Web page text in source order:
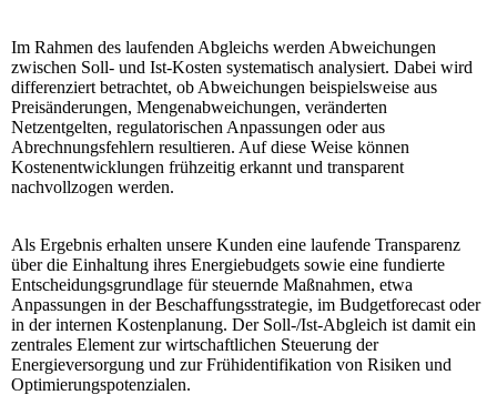
Im Rahmen des laufenden Abgleichs werden Abweichungen
zwischen Soll- und Ist-Kosten systematisch analysiert. Dabei wird
differenziert betrachtet, ob Abweichungen beispielsweise aus
Preisänderungen, Mengenabweichungen, veränderten
Netzentgelten, regulatorischen Anpassungen oder aus
Abrechnungsfehlern resultieren. Auf diese Weise können
Kostenentwicklungen frühzeitig erkannt und transparent
nachvollzogen werden.
Als Ergebnis erhalten unsere Kunden eine laufende Transparenz
über die Einhaltung ihres Energiebudgets sowie eine fundierte
Entscheidungsgrundlage für steuernde Maßnahmen, etwa
Anpassungen in der Beschaffungsstrategie, im Budgetforecast oder
in der internen Kostenplanung. Der Soll-/Ist-Abgleich ist damit ein
zentrales Element zur wirtschaftlichen Steuerung der
Energieversorgung und zur Frühidentifikation von Risiken und
Optimierungspotenzialen.